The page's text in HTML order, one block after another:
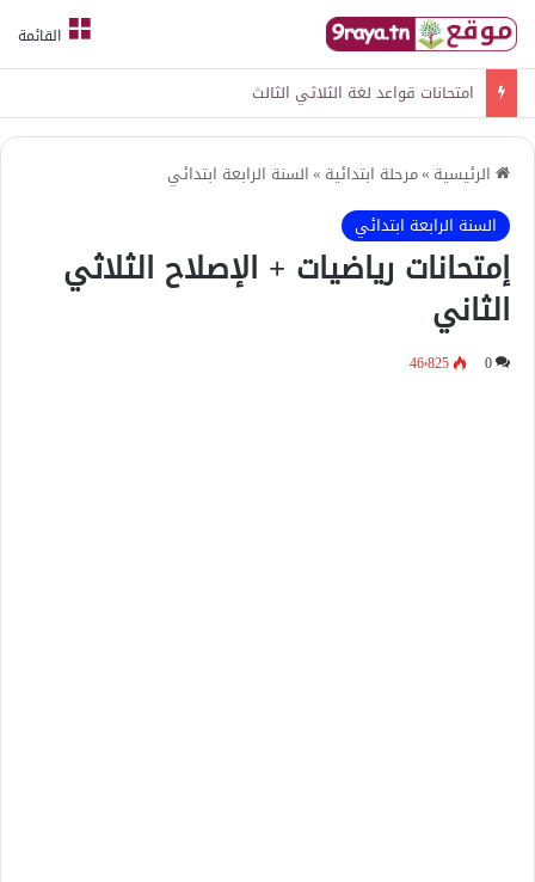
القائمة
امتحانات قواعد لغة الثلاثي الثالث
الرئيسية »مرحلة ابتدائية »السنة الرابعة ابتدائي
السنة الرابعة ابتدائي
إمتحانات رياضيات + الإصلاح الثلاثي
الثاني
0 46٬825